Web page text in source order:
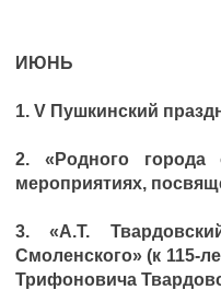
ИЮНЬ
1. V Пушкинский
2. «Родного города
мероприятиях,
3. «А.Т.
Смоленского» (к 115-
Трифоновича